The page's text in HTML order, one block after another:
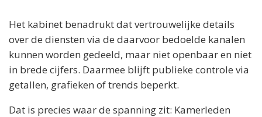
Het kabinet benadrukt dat vertrouwelijke details
over de diensten via de daarvoor bedoelde kanalen
kunnen worden gedeeld, maar niet openbaar en niet
in brede cijfers. Daarmee blijft publieke controle via
getallen, grafieken of trends beperkt.
Dat is precies waar de spanning zit: Kamerleden